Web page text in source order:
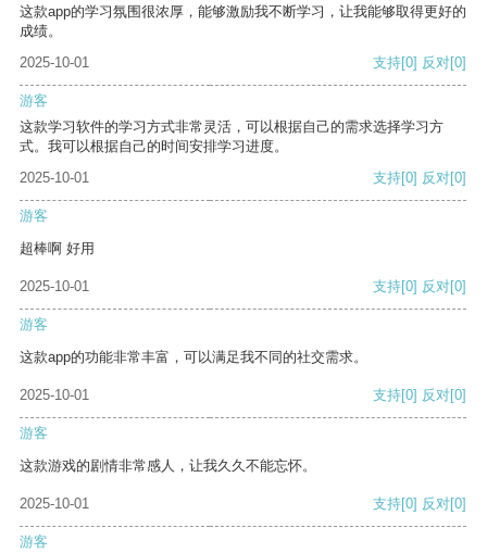
这款app的学习氛围很浓厚，能够激励我不断学习，让我能够取得更好的
成绩。
2025-10-01
支持[0] 反对[0]
游客
这款学习软件的学习方式非常灵活，可以根据自己的需求选择学习方
式。我可以根据自己的时间安排学习进度。
2025-10-01
支持[0] 反对[0]
游客
超棒啊 好用
2025-10-01 支持[0] 反对[0]
游客
这款app的功能非常丰富，可以满足我不同的社交需求。
2025-10-01 支持[0] 反对[0]
游客
这款游戏的剧情非常感人，让我久久不能忘怀。
2025-10-01 支持[0] 反对[0]
游客